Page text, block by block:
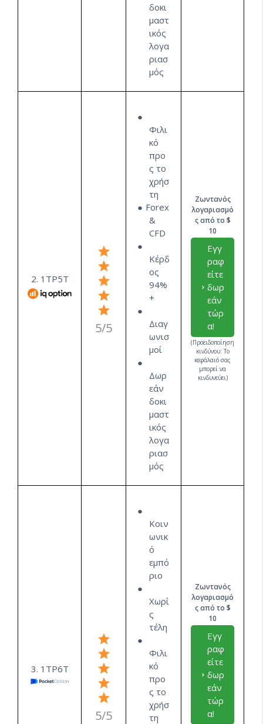
δοκι
μαστ
ικός
λογα
ριασ
μός
2. 1ΤΡ5Τ
5/5
Φιλι
κό
προ
ς το
χρήσ
τη
Forex
&
CFD
Κέρδ
ος
94%
+
Διαγ
ωνισ
μοί
Δωρ
εάν
δοκι
μαστ
ικός
λογα
ριασ
μός
Ζωντανός
λογαριασμό
ς από το $
10
Εγγ
ραφ
είτε
δωρ
εάν
τώρ
α!
(Προειδοποίηση
κινδύνου: Το
κεφάλαιό σας
μπορεί να
κινδυνεύει)
3. 1ΤΡ6Τ
5/5
Κοιν
ωνικ
ό
εμπό
ριο
Χωρί
ς
τέλη
Φιλι
κό
προ
ς το
χρήσ
τη
Ζωντανός
λογαριασμό
ς από το $
10
Εγγ
ραφ
είτε
δωρ
εάν
τώρ
α!